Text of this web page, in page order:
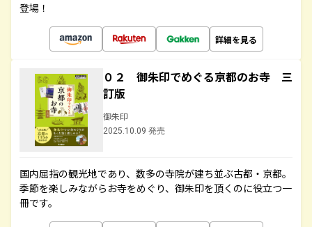
登場！
詳細を見る
０２ 御朱印でめぐる京都のお寺 三
訂版
御朱印
2025.10.09 発売
国内屈指の観光地であり、数多の寺院が建ち並ぶ古都・京都。
季節を楽しみながらお寺をめぐり、御朱印を頂くのに役立つ一
冊です。